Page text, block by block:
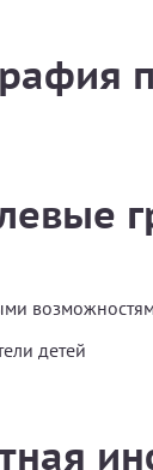
детей